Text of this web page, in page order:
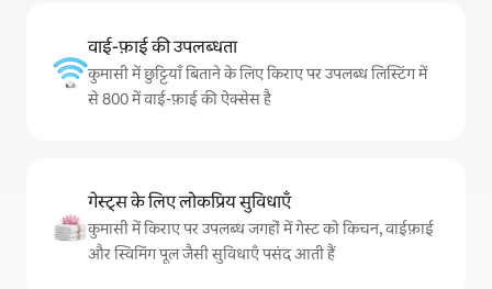
वाई-फ़ाई की उपलब्धता
कुमासी में छुट्टियाँ बिताने के लिए किराए पर उपलब्ध लिस्टिंग में
से 800 में वाई-फ़ाई की ऐक्सेस है
गेस्ट्स के लिए लोकप्रिय सुविधाएँ
कुमासी में किराए पर उपलब्ध जगहों में गेस्ट को किचन, वाईफ़ाई
और स्विमिंग पूल जैसी सुविधाएँ पसंद आती हैं